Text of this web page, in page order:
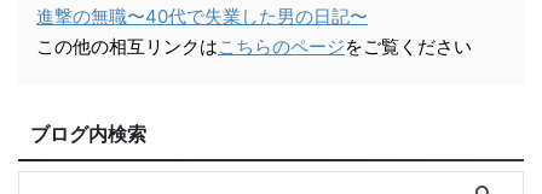
進撃の無職〜40代で失業した男の日記〜
この他の相互リンクはこちらのページをご覧ください
ブログ内検索